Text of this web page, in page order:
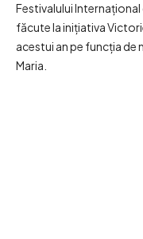
Festivalului
făcute la inițiativa
acestui an pe funcția de
Maria.